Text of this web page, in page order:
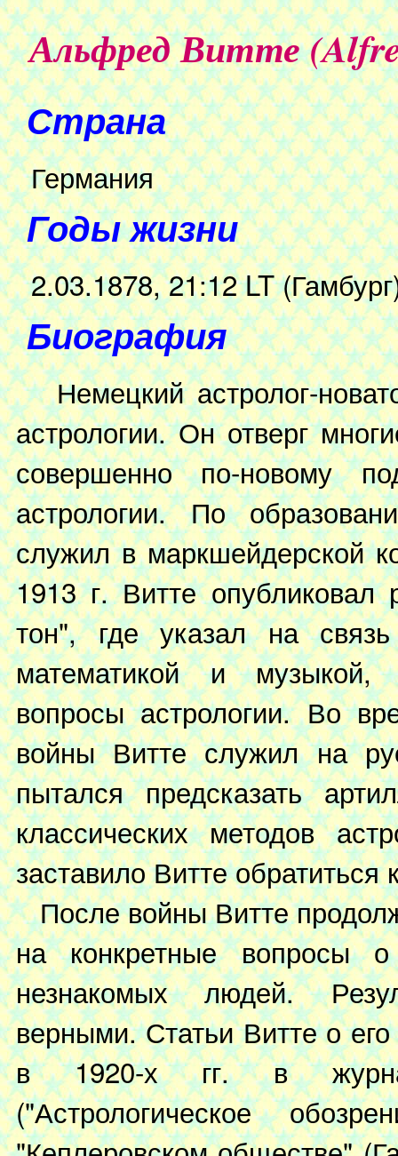
Альфред Витте
Страна
Германия
Годы жизни
2.03.1878, 21:12 LT
Биография
Немецкий астролог-
астрологии. Он отверг
совершенно по-новому
астрологии. По
служил в маркшейдерской
1913 г. Витте опубликовал
тон", где указал на
математикой и
вопросы астрологии. Во
войны Витте служил на
пытался предсказать
классических методов
заставило Витте
После войны Витте
на конкретные вопросы
незнакомых людей.
верными. Статьи Витте о
в 1920-х гг. в
("Астрологическое